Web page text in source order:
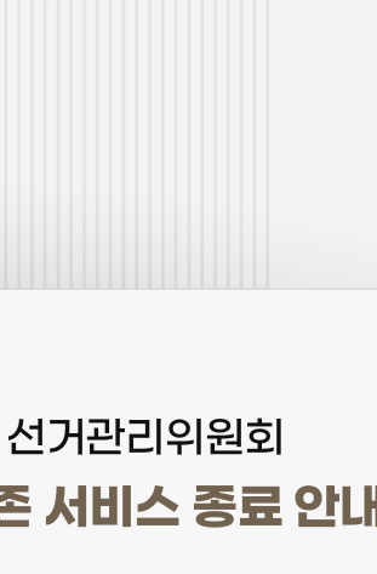
거관리위원회
서비스 종료 안내